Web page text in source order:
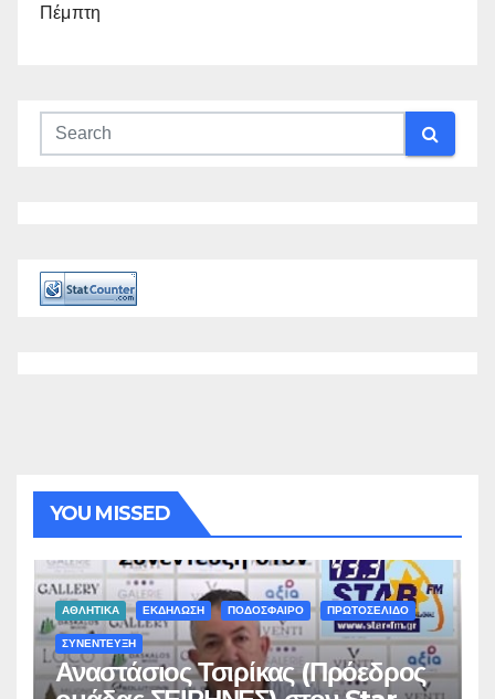
Πέμπτη
YOU MISSED
ΑΘΛΗΤΙΚΑ ΕΚΔΗΛΩΣΗ ΠΟΔΟΣΦΑΙΡΟ ΠΡΩΤΟΣΕΛΙΔΟ
ΣΥΝΕΝΤΕΥΞΗ
Αναστάσιος Τσιρίκας (Πρόεδρος